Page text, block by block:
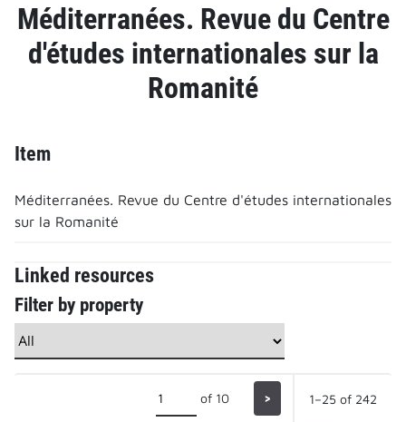
Méditerranées. Revue du Centre
d'études internationales sur la
Romanité
Item
Méditerranées. Revue du Centre d'études internationales
sur la Romanité
Linked resources
Filter by property
of 10 > 1–25 of 242